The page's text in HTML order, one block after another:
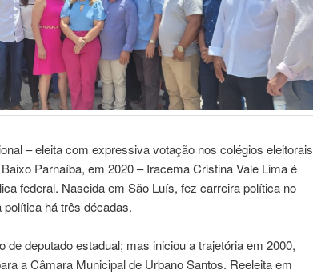
– eleita com expressiva votação nos colégios eleitorais
Parnaíba, em 2020 – Iracema Cristina Vale Lima é
federal. Nascida em São Luís, fez carreira política no
política há três décadas.
de deputado estadual; mas iniciou a trajetória em 2000,
a Câmara Municipal de Urbano Santos. Reeleita em